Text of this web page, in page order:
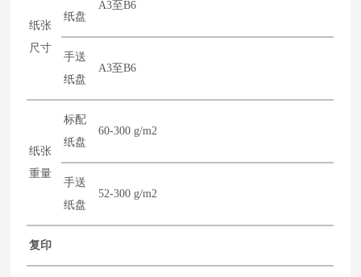
纸张
尺寸
纸盘
A3至B6
手送
纸盘
A3至B6
纸张
重量
标配
纸盘
60-300 g/m2
手送
纸盘
52-300 g/m2
复印